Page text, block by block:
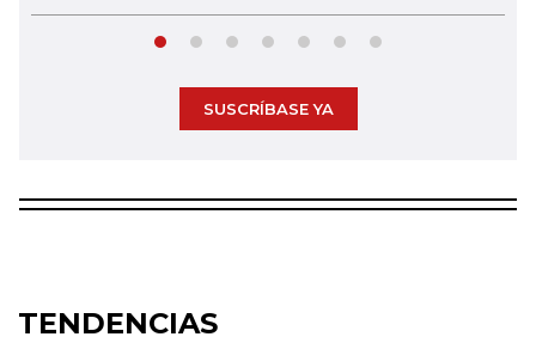
SUSCRÍBASE YA
TENDENCIAS